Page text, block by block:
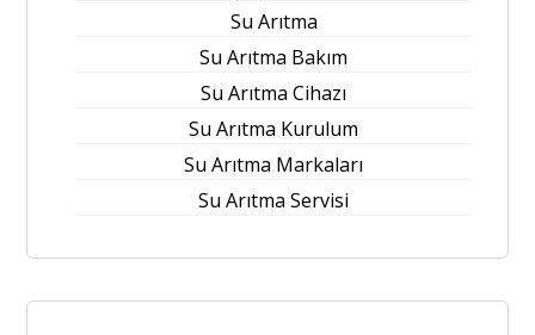
Su Arıtma
Su Arıtma Bakım
Su Arıtma Cihazı
Su Arıtma Kurulum
Su Arıtma Markaları
Su Arıtma Servisi